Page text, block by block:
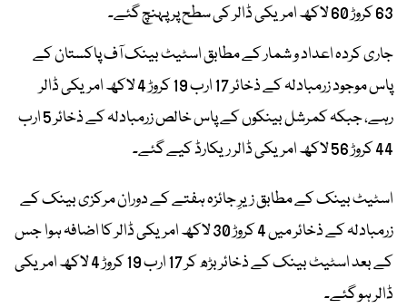
63 کروڑ 60 لاکھ امریکی ڈالر کی سطح پر پہنچ گئے۔
جاری کردہ اعداد و شمار کے مطابق اسٹیٹ بینک آف پاکستان کے
پاس موجود زرمبادلہ کے ذخائر 17 ارب 19 کروڑ 4 لاکھ امریکی ڈالر
رہے، جبکہ کمرشل بینکوں کے پاس خالص زرمبادلہ کے ذخائر 5 ارب
44 کروڑ 56 لاکھ امریکی ڈالر ریکارڈ کیے گئے۔
اسٹیٹ بینک کے مطابق زیرِ جائزہ ہفتے کے دوران مرکزی بینک کے
زرمبادلہ کے ذخائر میں 4 کروڑ 30 لاکھ امریکی ڈالر کا اضافہ ہوا جس
کے بعد اسٹیٹ بینک کے ذخائر بڑھ کر 17 ارب 19 کروڑ 4 لاکھ امریکی
ڈالر ہو گئے۔